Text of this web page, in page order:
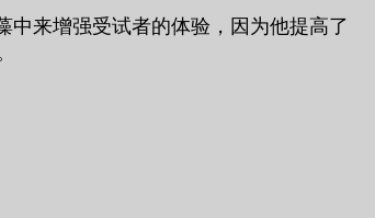
来增强受试者的体验，因为他提高了